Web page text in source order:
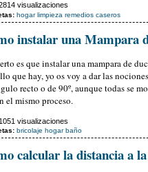
visualizaciones
hogar limpieza remedios caseros
instalar una Mampara
es que instalar una mampara de
que hay, yo os voy a dar las
recto o de 90º, aunque todas se
el mismo proceso.
visualizaciones
bricolaje hogar baño
calcular la distancia a